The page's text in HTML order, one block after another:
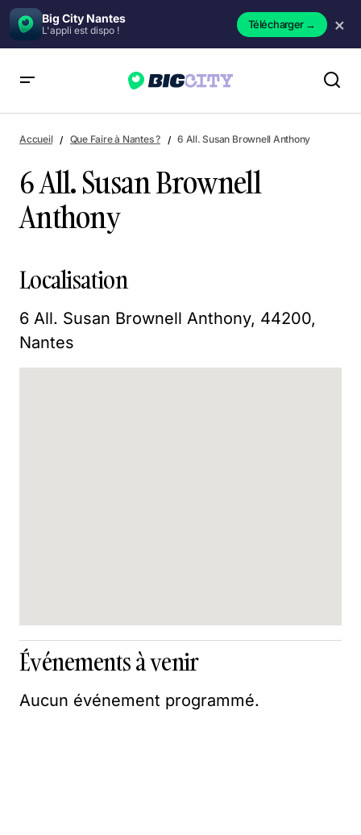
Big City Nantes
L'appli est dispo ! Télécharger→ ×
Accueil Que Faire à Nantes ? 6 All. Susan Brownell Anthony
6 All. Susan Brownell
Anthony
Localisation
6 All. Susan Brownell Anthony, 44200,
Nantes
Événements à venir
Aucun événement programmé.